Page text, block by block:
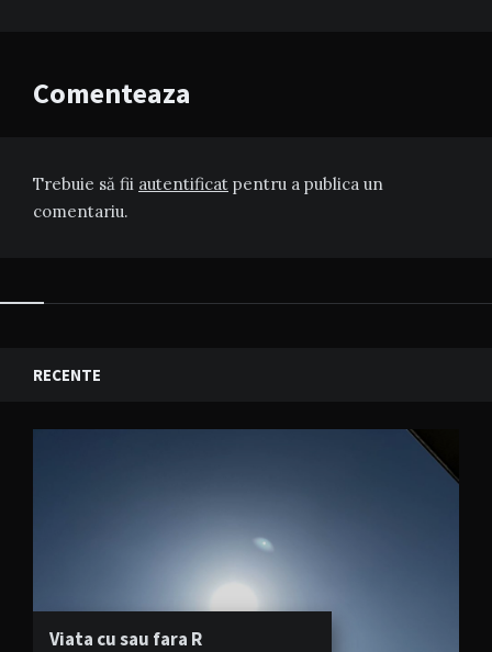
Comenteaza
Trebuie să fii autentificat pentru a publica un
comentariu.
RECENTE
Viata cu sau fara R